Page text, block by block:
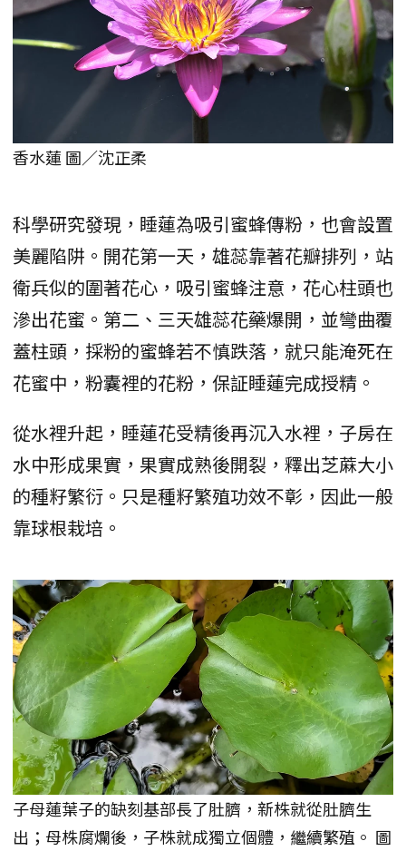
香水蓮 圖／沈正柔
科學研究發現，睡蓮為吸引蜜蜂傳粉，也會設置
美麗陷阱。開花第一天，雄蕊靠著花瓣排列，站
衛兵似的圍著花心，吸引蜜蜂注意，花心柱頭也
滲出花蜜。第二、三天雄蕊花藥爆開，並彎曲覆
蓋柱頭，採粉的蜜蜂若不慎跌落，就只能淹死在
花蜜中，粉囊裡的花粉，保証睡蓮完成授精。
從水裡升起，睡蓮花受精後再沉入水裡，子房在
水中形成果實，果實成熟後開裂，釋出芝蔴大小
的種籽繁衍。只是種籽繁殖功效不彰，因此一般
靠球根栽培。
子母蓮葉子的缺刻基部長了肚臍，新株就從肚臍生
出；母株腐爛後，子株就成獨立個體，繼續繁殖。 圖